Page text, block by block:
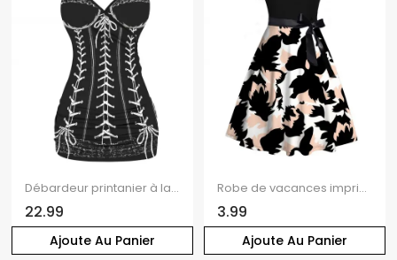
Ajoute Au Panier
Débardeur printanier à lacets et nœud papillon imprimé 3D
22.99
Ajoute Au Panier
Robe de vacances imprimée colorblock avec ceinture croisée
3.99